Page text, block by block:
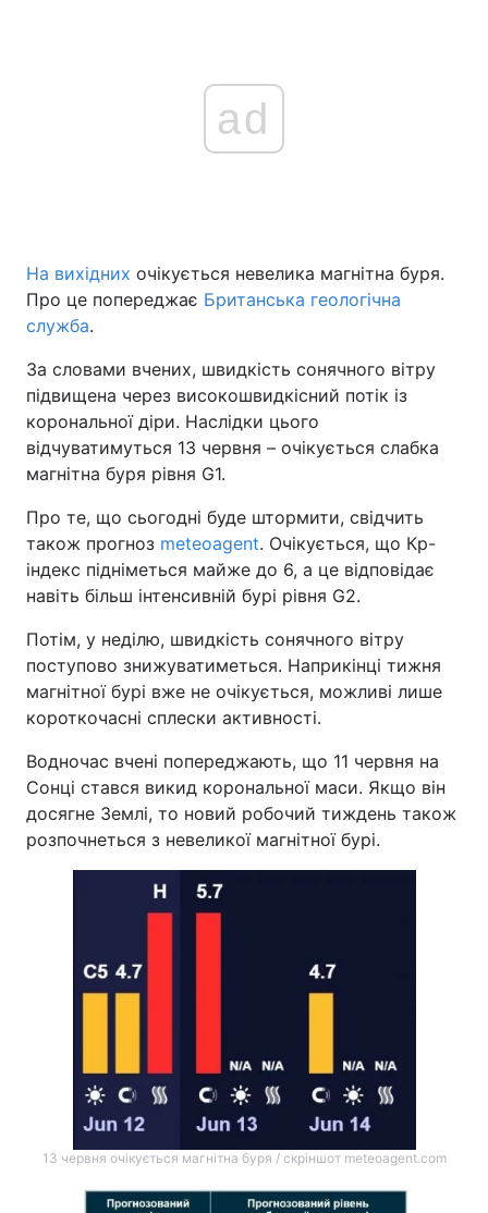
ad
На вихідних очікується невелика магнітна буря.
Про це попереджає Британська геологічна
служба.
За словами вчених, швидкість сонячного вітру
підвищена через високошвидкісний потік із
корональної діри. Наслідки цього
відчуватимуться 13 червня – очікується слабка
магнітна буря рівня G1.
Про те, що сьогодні буде штормити, свідчить
також прогноз meteoagent. Очікується, що Кр-
індекс підніметься майже до 6, а це відповідає
навіть більш інтенсивній бурі рівня G2.
Потім, у неділю, швидкість сонячного вітру
поступово знижуватиметься. Наприкінці тижня
магнітної бурі вже не очікується, можливі лише
короткочасні сплески активності.
Водночас вчені попереджають, що 11 червня на
Сонці стався викид корональної маси. Якщо він
досягне Землі, то новий робочий тиждень також
розпочнеться з невеликої магнітної бурі.
13 червня очікується магнітна буря / скріншот meteoagent.com